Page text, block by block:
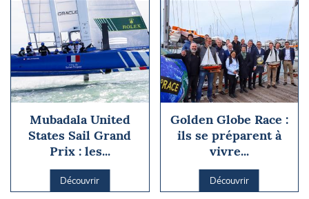
Mubadala United
States Sail Grand
Prix : les...
Découvrir
Golden Globe Race :
ils se préparent à
vivre...
Découvrir